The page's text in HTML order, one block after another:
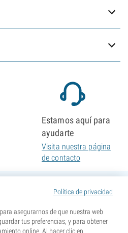
Política de privacidad
asegurarnos de que nuestra web
tus preferencias, y para obtener
online. Al hacer clic en
Estamos aquí para
ayudarte
Visita nuestra página
de contacto